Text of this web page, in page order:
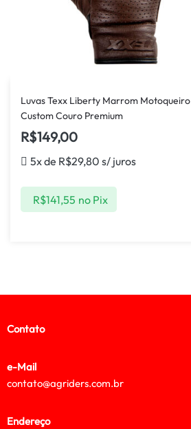
Luvas Texx Liberty Marrom Motoqueiro
Custom Couro Premium
R$149,00
5x de R$29,80 s/ juros
R$141,55 no Pix
Contato
e-Mail
contato@agriders.com.br
Endereço